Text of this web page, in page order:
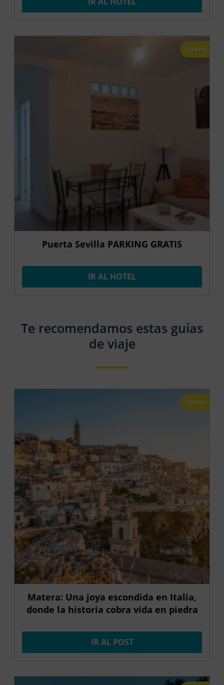
OFERTA
Puerta Sevilla PARKING GRATIS
IR AL HOTEL
Te recomendamos estas guías
de viaje
OFERTA
Matera: Una joya escondida en Italia,
donde la historia cobra vida en piedra
IR AL POST